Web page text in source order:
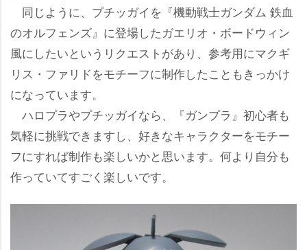
同じように、プチッガイを『機動戦士ガンダム 鉄血
のオルフェンズ』に登場したガエリオ・ボードウィン
風にしたいというリクエストがあり、参考用にマクギ
リス・ファリドをモチーフに制作したこともきっかけ
になっています。
ハロプラやプチッガイなら、『ガンプラ』初心者も
気軽に挑戦できますし、好きなキャラクターをモチー
フにすれば制作も楽しいかと思います。何より自分も
作っていてすごく楽しいです。